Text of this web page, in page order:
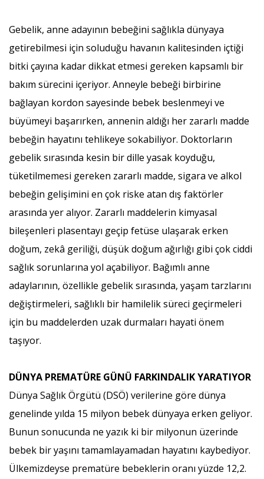
Gebelik, anne adayının bebeğini sağlıkla dünyaya
getirebilmesi için soluduğu havanın kalitesinden içtiği
bitki çayına kadar dikkat etmesi gereken kapsamlı bir
bakım sürecini içeriyor. Anneyle bebeği birbirine
bağlayan kordon sayesinde bebek beslenmeyi ve
büyümeyi başarırken, annenin aldığı her zararlı madde
bebeğin hayatını tehlikeye sokabiliyor. Doktorların
gebelik sırasında kesin bir dille yasak koyduğu,
tüketilmemesi gereken zararlı madde, sigara ve alkol
bebeğin gelişimini en çok riske atan dış faktörler
arasında yer alıyor. Zararlı maddelerin kimyasal
bileşenleri plasentayı geçip fetüse ulaşarak erken
doğum, zekâ geriliği, düşük doğum ağırlığı gibi çok ciddi
sağlık sorunlarına yol açabiliyor. Bağımlı anne
adaylarının, özellikle gebelik sırasında, yaşam tarzlarını
değiştirmeleri, sağlıklı bir hamilelik süreci geçirmeleri
için bu maddelerden uzak durmaları hayati önem
taşıyor.
DÜNYA PREMATÜRE GÜNÜ FARKINDALIK YARATIYOR
Dünya Sağlık Örgütü (DSÖ) verilerine göre dünya
genelinde yılda 15 milyon bebek dünyaya erken geliyor.
Bunun sonucunda ne yazık ki bir milyonun üzerinde
bebek bir yaşını tamamlayamadan hayatını kaybediyor.
Ülkemizdeyse prematüre bebeklerin oranı yüzde 12,2.